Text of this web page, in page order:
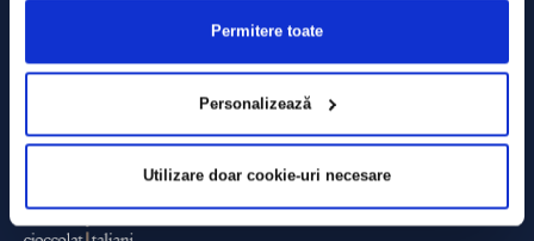
Permitere toate
Personalizează
Utilizare doar cookie-uri necesare